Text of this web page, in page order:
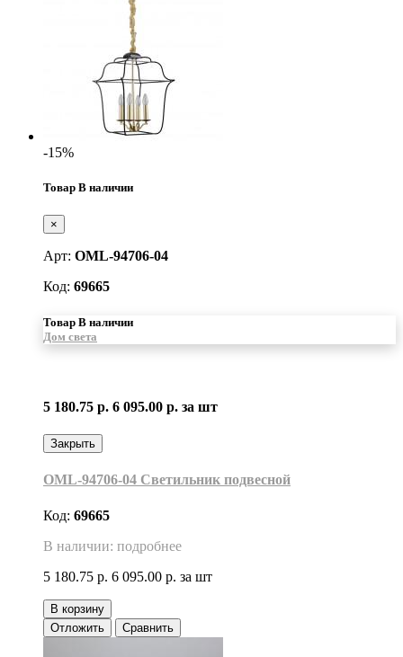
-15%
Товар В наличии
×
Арт: OML-94706-04
Код: 69665
Товар В наличии
Дом света
5 180.75 р. 6 095.00 р. за шт
Закрыть
OML-94706-04 Светильник подвесной
Код: 69665
В наличии: подробнее
5 180.75 р. 6 095.00 р. за шт
В корзину
Отложить
Сравнить